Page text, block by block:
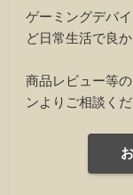
ゲーミングデバ
ど日常生活で良
商品レビュー等
ンよりご相談くだ